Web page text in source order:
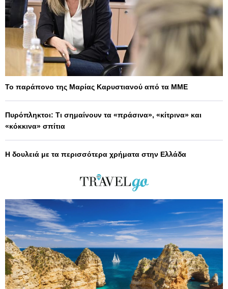
Το παράπονο της Μαρίας Καρυστιανού από τα ΜΜΕ
Πυρόπληκτοι: Τι σημαίνουν τα «πράσινα», «κίτρινα» και
«κόκκινα» σπίτια
Η δουλειά με τα περισσότερα χρήματα στην Ελλάδα